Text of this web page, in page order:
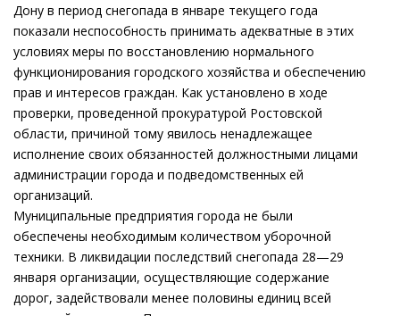
Дону в период снегопада в январе текущего года
показали неспособность принимать адекватные в этих
условиях меры по восстановлению нормального
функционирования городского хозяйства и обеспечению
прав и интересов граждан. Как установлено в ходе
проверки, проведенной прокуратурой Ростовской
области, причиной тому явилось ненадлежащее
исполнение своих обязанностей должностными лицами
администрации города и подведомственных ей
организаций.
Муниципальные предприятия города не были
обеспечены необходимым количеством уборочной
техники. В ликвидации последствий снегопада 28—29
января организации, осуществляющие содержание
дорог, задействовали менее половины единиц всей